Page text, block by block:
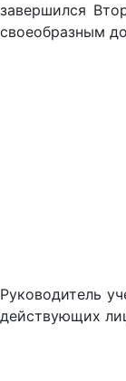
завершился
своеобразным
Руководитель
действующих